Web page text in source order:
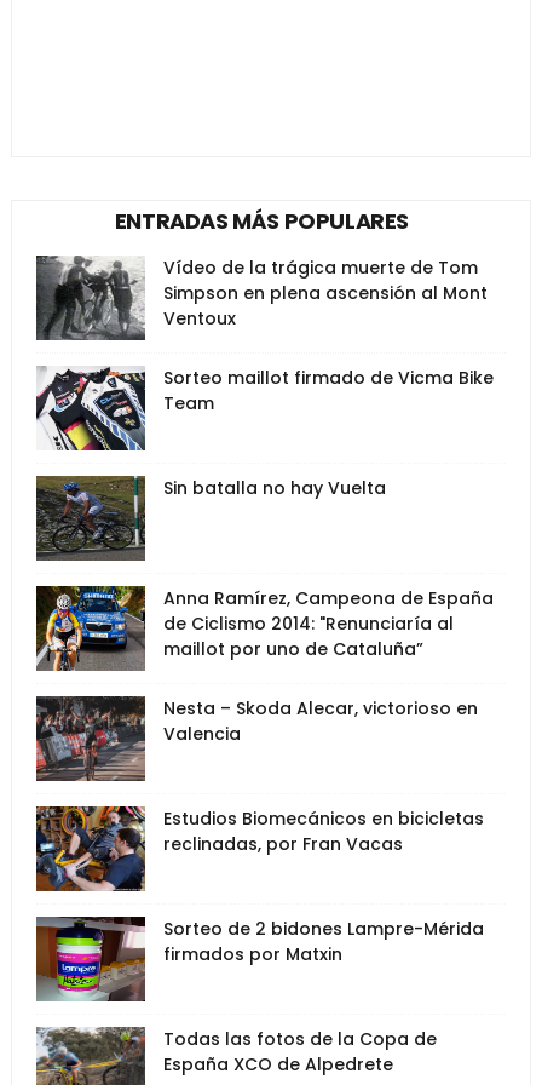
ENTRADAS MÁS POPULARES
Vídeo de la trágica muerte de Tom
Simpson en plena ascensión al Mont
Ventoux
Sorteo maillot firmado de Vicma Bike
Team
Sin batalla no hay Vuelta
Anna Ramírez, Campeona de España
de Ciclismo 2014: "Renunciaría al
maillot por uno de Cataluña”
Nesta – Skoda Alecar, victorioso en
Valencia
Estudios Biomecánicos en bicicletas
reclinadas, por Fran Vacas
Sorteo de 2 bidones Lampre-Mérida
firmados por Matxin
Todas las fotos de la Copa de
España XCO de Alpedrete